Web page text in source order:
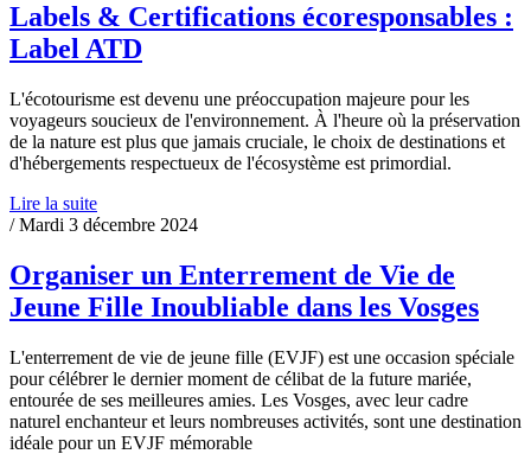
Labels & Certifications écoresponsables :
Label ATD
L'écotourisme est devenu une préoccupation majeure pour les
voyageurs soucieux de l'environnement. À l'heure où la préservation
de la nature est plus que jamais cruciale, le choix de destinations et
d'hébergements respectueux de l'écosystème est primordial.
Lire la suite
/ Mardi 3 décembre 2024
Organiser un Enterrement de Vie de
Jeune Fille Inoubliable dans les Vosges
L'enterrement de vie de jeune fille (EVJF) est une occasion spéciale
pour célébrer le dernier moment de célibat de la future mariée,
entourée de ses meilleures amies. Les Vosges, avec leur cadre
naturel enchanteur et leurs nombreuses activités, sont une destination
idéale pour un EVJF mémorable